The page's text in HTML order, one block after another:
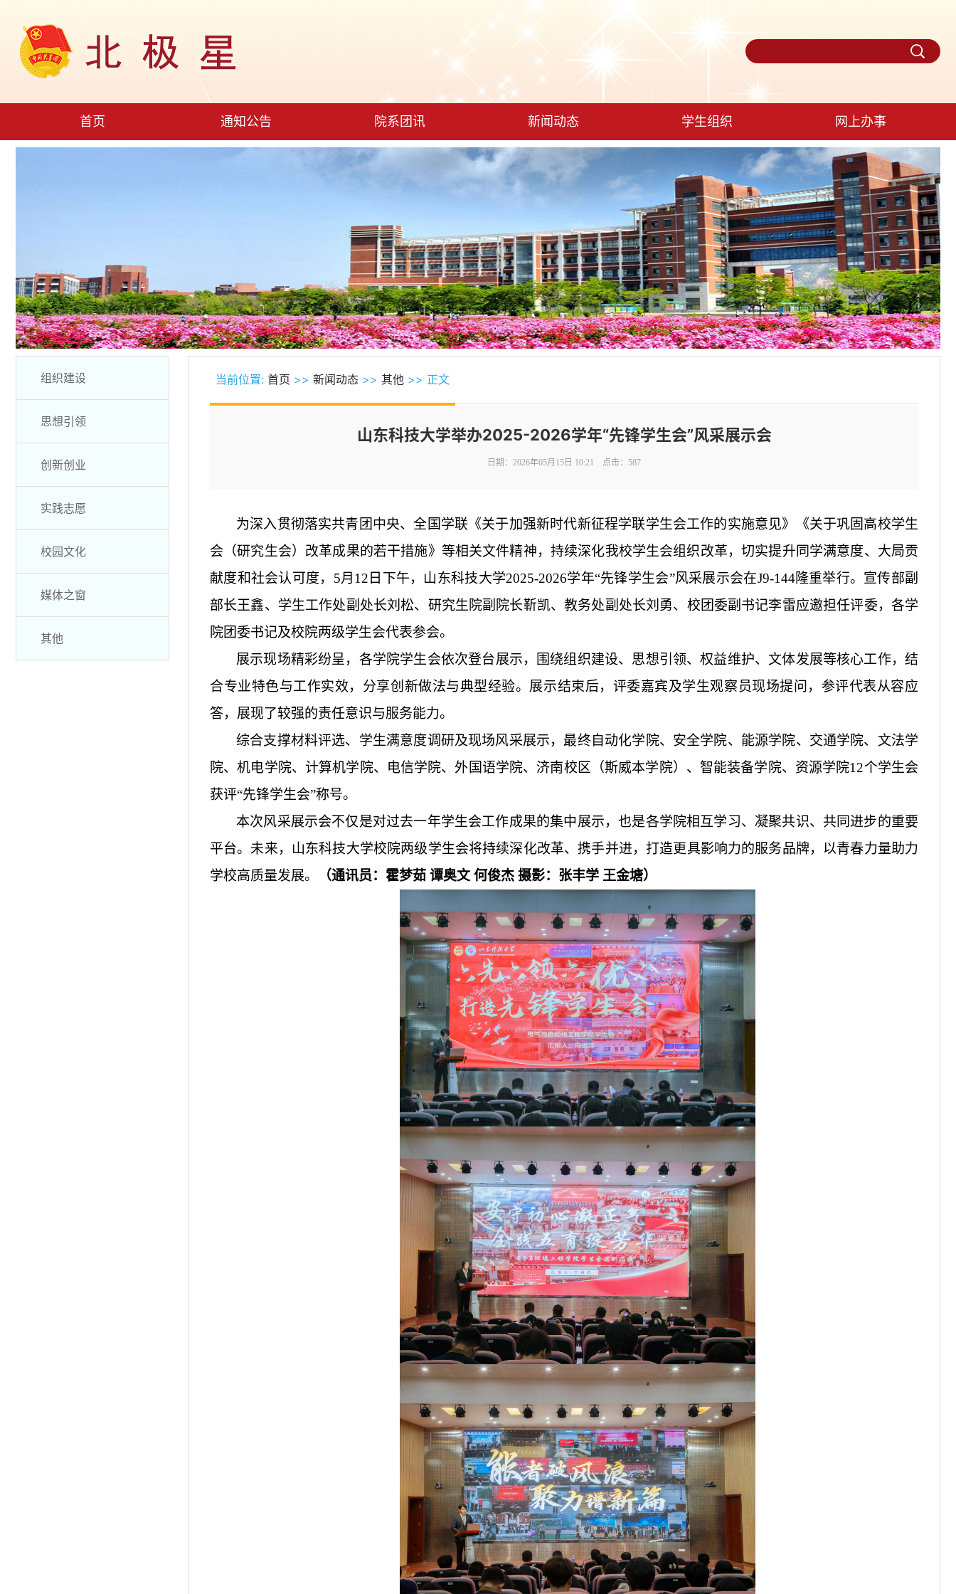
首页 通知公告 院系团讯 新闻动态 学生组织 网上办事
组织建设
思想引领
创新创业
实践志愿
校园文化
媒体之窗
其他
当前位置: 首页 >> 新闻动态 >> 其他 >> 正文
山东科技大学举办2025-2026学年“先锋学生会”风采展示会
日期：2026年05月15日 10:21 点击： 587
为深入贯彻落实共青团中央、全国学联《关于加强新时代新征程学联学生会工作的实施意见》《关于巩固高校学生
会（研究生会）改革成果的若干措施》等相关文件精神，持续深化我校学生会组织改革，切实提升同学满意度、大局贡
献度和社会认可度， 5月12日 下午，山东科技大学2025-2026学年“先锋学生会”风采展示会在J9-144隆重举行。宣传部副
部长王鑫、学生工作处副处长刘松、研究生院副院长靳凯、教务处副处长刘勇、校团委副书记李雷应邀担任评委，各学
院团委书记及校院两级学生会代表参会。
展示现场精彩纷呈 ， 各学院学生会依次登台展示，围绕组织建设、思想引领、权益维护、文体发展等核心工作，结
合专业特色与工作实效，分享创新做法与典型经验。展示结束后，评委嘉宾及学生观察员现场提问，参评代表从容应
答，展现了较强的责任意识与服务能力。
综合支撑材料评选、学生满意度调研及现场风采展示，最终自动化学院、安全学院、能源学院、交通学院、文法学
院、机电学院、计算机学院、电信学院、外国语学院、济南校区（斯威本学院）、智能装备学院、资源学院12个学生会
获评“先锋学生会”称号。
本次风采展示会不仅是对过去一年学生会工作成果的集中展示，也是各学院相互学习、凝聚共识、共同进步的重要
平台。未来，山东科技大学校院两级学生会将持续深化改革、携手并进，打造更具影响力的服务品牌，以青春力量助力
学校高质量发展。
（通讯员： 霍梦茹 谭奥文 何俊杰 摄影：张丰学 王金塘）